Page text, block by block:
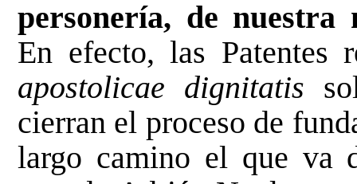
personería, de nuestra
En efecto, las
apostolicae dignitatis
cierran el proceso de
largo camino el que va